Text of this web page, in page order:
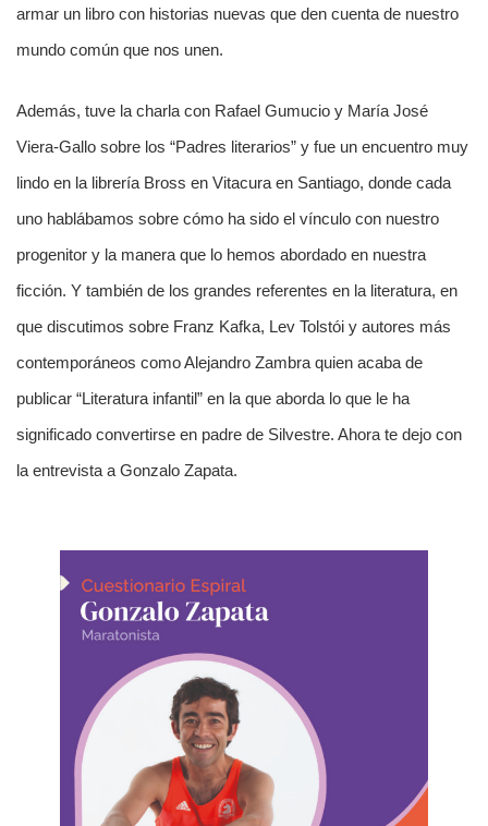
armar un libro con historias nuevas que den cuenta de nuestro
mundo común que nos unen.
Además, tuve la charla con Rafael Gumucio y María José
Viera-Gallo sobre los “Padres literarios” y fue un encuentro muy
lindo en la librería Bross en Vitacura en Santiago, donde cada
uno hablábamos sobre cómo ha sido el vínculo con nuestro
progenitor y la manera que lo hemos abordado en nuestra
ficción. Y también de los grandes referentes en la literatura, en
que discutimos sobre Franz Kafka, Lev Tolstói y autores más
contemporáneos como Alejandro Zambra quien acaba de
publicar “Literatura infantil” en la que aborda lo que le ha
significado convertirse en padre de Silvestre. Ahora te dejo con
la entrevista a Gonzalo Zapata.